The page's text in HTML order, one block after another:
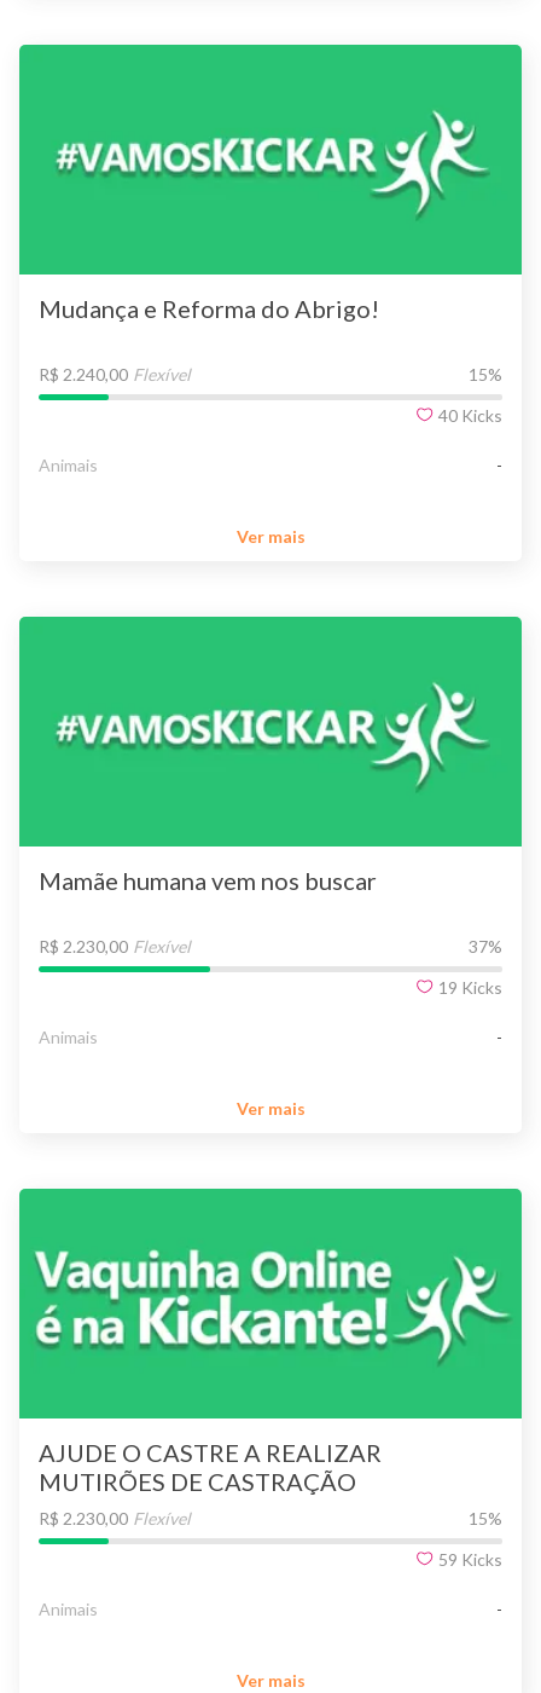
Mudança e Reforma do Abrigo!
R$ 2.240,00 Flexível 15%
40 Kicks
Animais -
Ver mais
Mamãe humana vem nos buscar
R$ 2.230,00 Flexível 37%
19 Kicks
Animais -
Ver mais
AJUDE O CASTRE A REALIZAR
MUTIRÕES DE CASTRAÇÃO
R$ 2.230,00 Flexível 15%
59 Kicks
Animais -
Ver mais